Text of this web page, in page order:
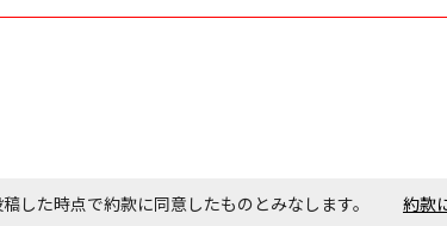
稿した時点で約款に同意したものとみなします。 約款